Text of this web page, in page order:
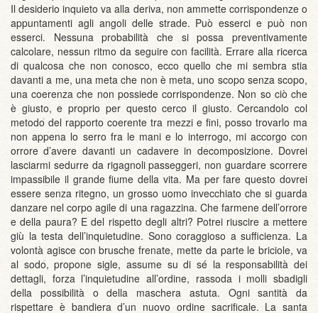
Il desiderio inquieto va alla deriva, non ammette corrispondenze o
appuntamenti agli angoli delle strade. Può esserci e può non
esserci. Nessuna probabilità che si possa preventivamente
calcolare, nessun ritmo da seguire con facilità. Errare alla ricerca
di qualcosa che non conosco, ecco quello che mi sembra stia
davanti a me, una meta che non è meta, uno scopo senza scopo,
una coerenza che non possiede corrispondenze. Non so ciò che
è giusto, e proprio per questo cerco il giusto. Cercandolo col
metodo del rapporto coerente tra mezzi e fini, posso trovarlo ma
non appena lo serro fra le mani e lo interrogo, mi accorgo con
orrore d’avere davanti un cadavere in decomposizione. Dovrei
lasciarmi sedurre da rigagnoli passeggeri, non guardare scorrere
impassibile il grande fiume della vita. Ma per fare questo dovrei
essere senza ritegno, un grosso uomo invecchiato che si guarda
danzare nel corpo agile di una ragazzina. Che farmene dell’orrore
e della paura? E del rispetto degli altri? Potrei riuscire a mettere
giù la testa dell’inquietudine. Sono coraggioso a sufficienza. La
volontà agisce con brusche frenate, mette da parte le briciole, va
al sodo, propone sigle, assume su di sé la responsabilità dei
dettagli, forza l’inquietudine all’ordine, rassoda i molli sbadigli
della possibilità o della maschera astuta. Ogni santità da
rispettare è bandiera d’un nuovo ordine sacrificale. La santa